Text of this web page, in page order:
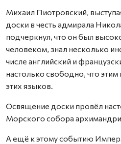
Михаил Пиотровский,
доски в честь адмирала
подчеркнул, что он был
человеком, знал несколько
числе английский и
настолько свободно, что
этих языков.
Освящение доски провёл
Морского собора
А ещё к этому событию